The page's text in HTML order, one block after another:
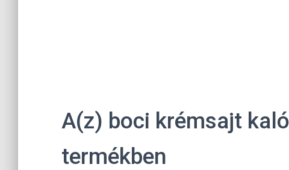
A(z) boci krémsajt
termékben